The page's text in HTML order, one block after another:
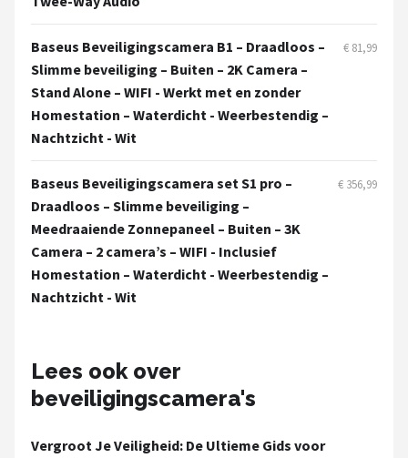
ieGeek
Alle merken →
Baseus Beveiligingscamera B1 – Draadloos –
Slimme beveiliging – Buiten – 2K Camera –
Stand Alone – WIFI - Werkt met en zonder
Homestation – Waterdicht - Weerbestendig –
Nachtzicht - Wit
€ 81,99
Baseus Beveiligingscamera set S1 pro –
Draadloos – Slimme beveiliging –
Meedraaiende Zonnepaneel – Buiten – 3K
Camera – 2 camera’s – WIFI - Inclusief
Homestation – Waterdicht - Weerbestendig –
Nachtzicht - Wit
€ 356,99
Lees ook over
beveiligingscamera's
Vergroot Je Veiligheid: De Ultieme Gids voor